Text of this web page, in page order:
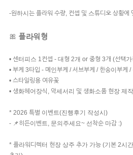
-원하시는 플라워 수량, 컨셉 및 스튜디오 상황에
🎀 플라워형
• 센터피스 1컨셉 - 대형 2개 or 중형 3개 (선택
• 부케 3타입 - 메인부케 / 서브부케 / 한송이부케 /
• 스타일링용 여유꽃
• 생화헤어장식, 악세서리 및 생화소품 현장 제
* 2026 특별 이벤트(진행후기 작성시)
- 📌히든이벤트, 문의주세요~ 선착순 마감 :)
* 플라워디렉터 현장 상주 추가 가능 (기본 2시